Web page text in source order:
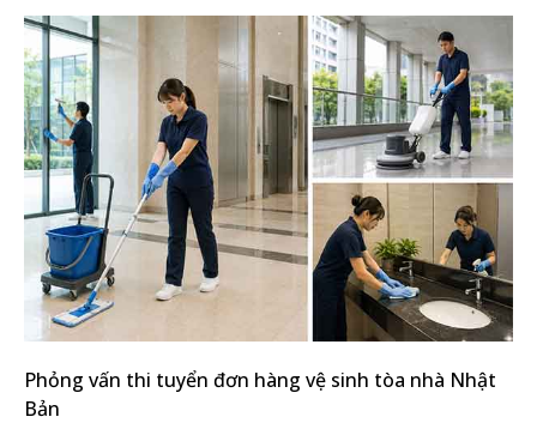
Phỏng vấn thi tuyển đơn hàng vệ sinh tòa nhà Nhật
Bản